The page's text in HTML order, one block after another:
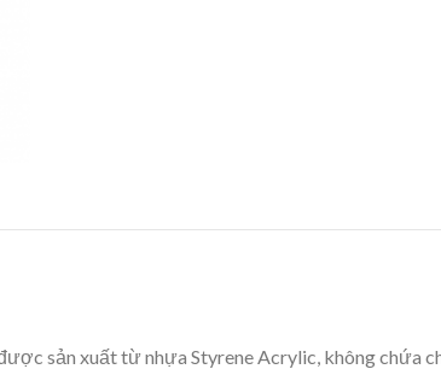
sản xuất từ nhựa Styrene Acrylic, không chứa